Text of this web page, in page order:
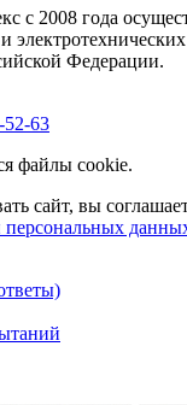
с 2008 года
Федерации.
52-63
файлы cookie.
сайт, вы
персональных